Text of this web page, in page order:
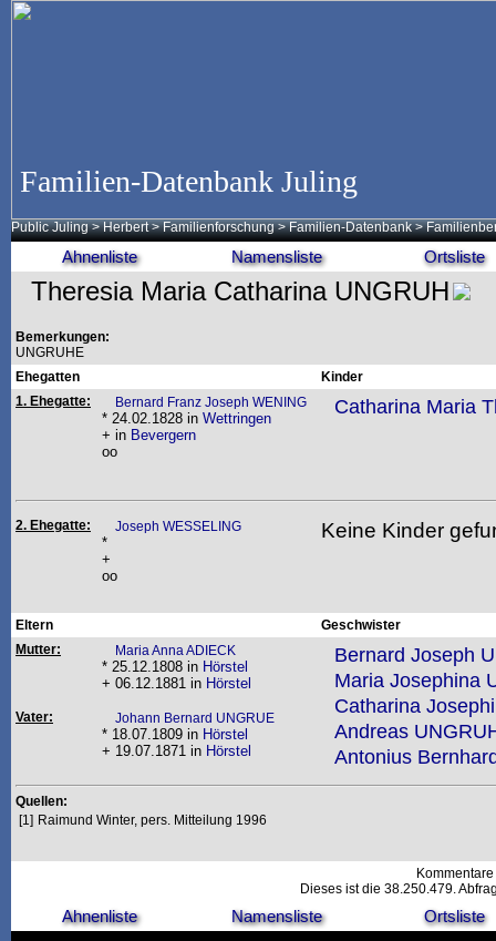
Familien-Datenbank Juling
Public Juling >Herbert >Familienforschung >Familien-Datenbank >
Ahnenliste Namensliste Ortsliste
Theresia Maria Catharina UNGRUH
Bemerkungen:
UNGRUHE
Ehegatten
Kinder
1. Ehegatte:
Bernard Franz Joseph WENING
* 24.02.1828 in Wettringen
+ in Bevergern
oo
Catharina Maria
2. Ehegatte: Joseph WESSELING
*
+
oo
Keine Kinder
Eltern
Geschwister
Mutter:
Maria Anna ADIECK
* 25.12.1808 in Hörstel
+ 06.12.1881 in Hörstel
Bernard Joseph
Maria Josephina
Catharina
Andreas
Antonius
Vater: Johann Bernard UNGRUE
* 18.07.1809 in Hörstel
+ 19.07.1871 in Hörstel
Quellen:
[1] Raimund Winter, pers. Mitteilung 1996
Dieses ist die 38.250.479.
Ahnenliste Namensliste Ortsliste